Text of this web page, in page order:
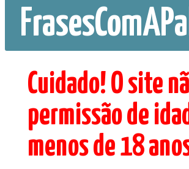
Cuidado! O site
permissão de
menos de 18